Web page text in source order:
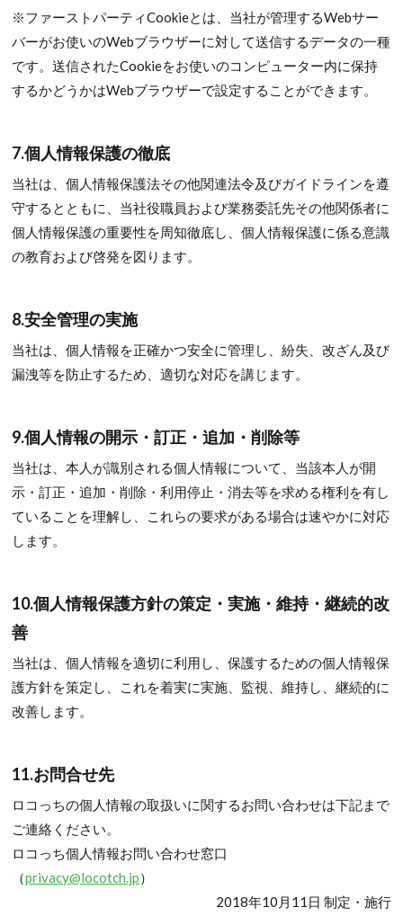
※ファーストパーティCookieとは、当社が管理するWebサー
バーがお使いのWebブラウザーに対して送信するデータの一種
です。送信されたCookieをお使いのコンピューター内に保持
するかどうかはWebブラウザーで設定することができます。
7.個人情報保護の徹底
当社は、個人情報保護法その他関連法令及びガイドラインを遵
守するとともに、当社役職員および業務委託先その他関係者に
個人情報保護の重要性を周知徹底し、個人情報保護に係る意識
の教育および啓発を図ります。
8.安全管理の実施
当社は、個人情報を正確かつ安全に管理し、紛失、改ざん及び
漏洩等を防止するため、適切な対応を講じます。
9.個人情報の開示・訂正・追加・削除等
当社は、本人が識別される個人情報について、当該本人が開
示・訂正・追加・削除・利用停止・消去等を求める権利を有し
ていることを理解し、これらの要求がある場合は速やかに対応
します。
10.個人情報保護方針の策定・実施・維持・継続的改
善
当社は、個人情報を適切に利用し、保護するための個人情報保
護方針を策定し、これを着実に実施、監視、維持し、継続的に
改善します。
11.お問合せ先
ロコっちの個人情報の取扱いに関するお問い合わせは下記まで
ご連絡ください。
ロコっち個人情報お問い合わせ窓口
（privacy@locotch.jp）
2018年10月11日 制定・施行